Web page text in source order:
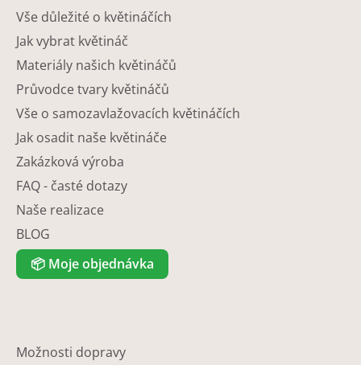
Vše důležité o květináčích
Jak vybrat květináč
Materiály našich květináčů
Průvodce tvary květináčů
Vše o samozavlažovacích květináčích
Jak osadit naše květináče
Zakázková výroba
FAQ - časté dotazy
Naše realizace
BLOG
📦 Moje objednávka
Možnosti dopravy